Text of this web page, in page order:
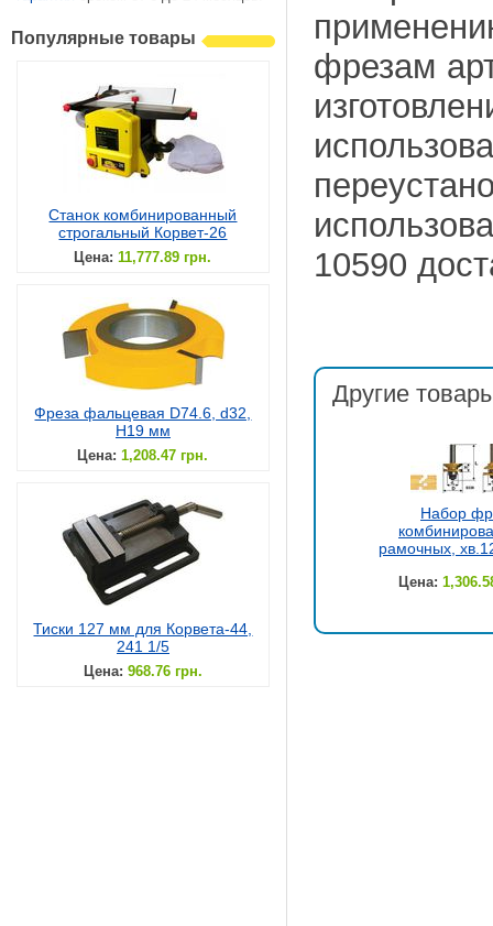
Популярные товары
Станок комбинированный
строгальный Корвет-26
Цена: 11,777.89 грн.
Фреза фальцевая D74.6, d32,
H19 мм
Цена: 1,208.47 грн.
Тиски 127 мм для Корвета-44,
241 1/5
Цена: 968.76 грн.
фрезам
10590
Другие
Набор
рамочных,
Цена: